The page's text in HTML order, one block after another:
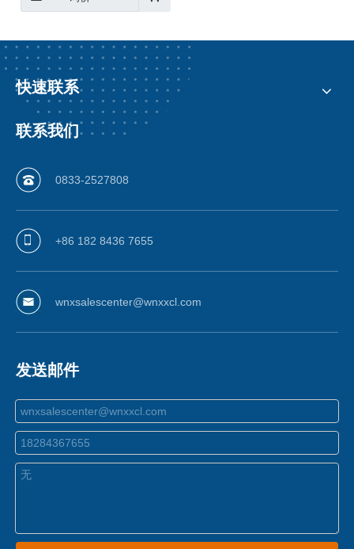
快速联系
联系我们
0833-2527808
+86 182 8436 7655
wnxsalescenter@wnxxcl.com
发送邮件